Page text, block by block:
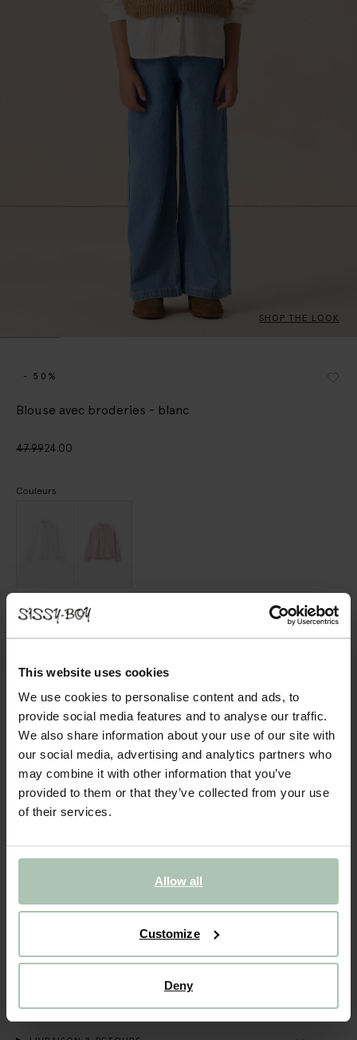
This website uses cookies
We use cookies to personalise content and ads, to
provide social media features and to analyse our traffic.
We also share information about your use of our site with
our social media, advertising and analytics partners who
may combine it with other information that you’ve
provided to them or that they’ve collected from your use
of their services.
Allow all
Customize
Deny
SHOP THE LOOK
- 50%
Blouse avec broderies - blanc
47.9924.00
Couleurs
Choisissez votre taille
AJOUTER AU PANIER
Payer après coup
Blouse blanche de Sissy-Boy. La blouse a des manches
GUIDE DES TAILLES